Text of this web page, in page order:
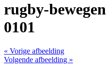
rugby-
0101
« Vorige afbeelding
Volgende afbeelding »